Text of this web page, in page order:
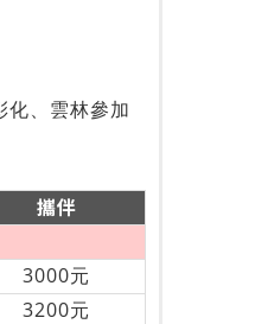
化、雲林參加
攜伴
3000元
3200元